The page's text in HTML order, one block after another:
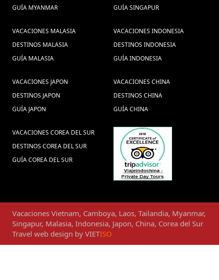
GUÍA MYANMAR
GUÍA SINGAPUR
VACACIONES MALASIA
DESTINOS MALASIA
GUÍA MALASIA
VACACIONES INDONESIA
DESTINOS INDONESIA
GUÍA INDONESIA
VACACIONES JAPON
DESTINOS JAPON
GUÍA JAPON
VACACIONES CHINA
DESTINOS CHINA
GUÍA CHINA
VACACIONES COREA DEL SUR
DESTINOS COREA DEL SUR
GUÍA COREA DEL SUR
Vacaciones Vietnam, Camboya, Laos, Tailandia, Myanmar,
Singapur, Malasia, Indonesia, Japon, China, Corea del Sur
Travel web design by VIETISO